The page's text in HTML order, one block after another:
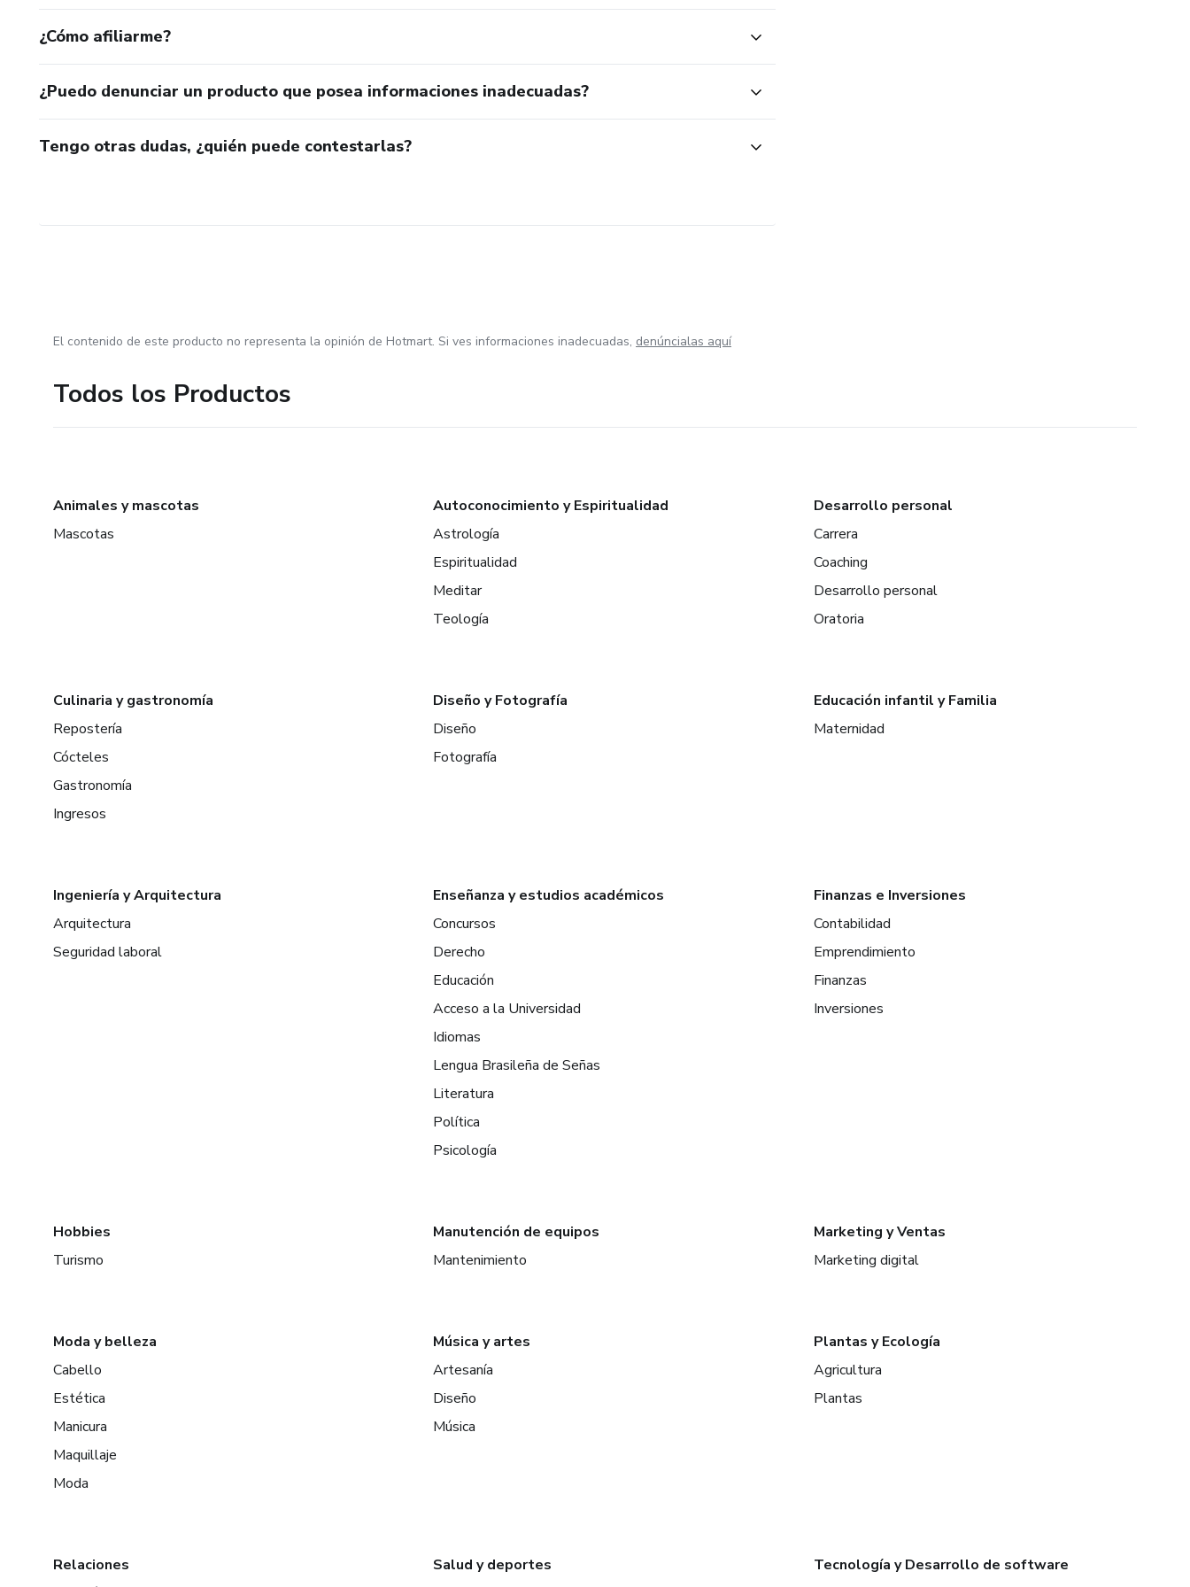
¿Cómo afiliarme?
¿Puedo denunciar un producto que posea informaciones inadecuadas?
Tengo otras dudas, ¿quién puede contestarlas?
El contenido de este producto no representa la opinión de Hotmart. Si ves informaciones inadecuadas, denúncialas aquí
Todos los Productos
Animales y mascotas
Mascotas
Autoconocimiento y Espiritualidad
Astrología
Espiritualidad
Meditar
Teología
Desarrollo personal
Carrera
Coaching
Desarrollo personal
Oratoria
Culinaria y gastronomía
Repostería
Cócteles
Gastronomía
Ingresos
Diseño y Fotografía
Diseño
Fotografía
Educación infantil y Familia
Maternidad
Ingeniería y Arquitectura
Arquitectura
Seguridad laboral
Enseñanza y estudios académicos
Concursos
Derecho
Educación
Acceso a la Universidad
Idiomas
Lengua Brasileña de Señas
Literatura
Política
Psicología
Finanzas e Inversiones
Contabilidad
Emprendimiento
Finanzas
Inversiones
Hobbies
Turismo
Manutención de equipos
Mantenimiento
Marketing y Ventas
Marketing digital
Moda y belleza
Cabello
Estética
Manicura
Maquillaje
Moda
Música y artes
Artesanía
Diseño
Música
Plantas y Ecología
Agricultura
Plantas
Relaciones
Salud y deportes
Tecnología y Desarrollo de software